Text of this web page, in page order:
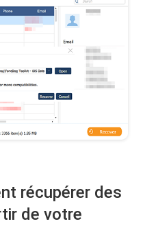
récupérer des
de votre